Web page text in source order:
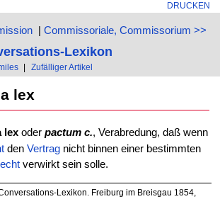
DRUCKEN
| Commissoriale, Commissorium >>
Lexikon
| Zufälliger Artikel
lex
lexoder pactum c., Verabredung, daß wenn
den Vertragnicht binnen einer bestimmten
verwirkt sein solle.
Lexikon. Freiburg im Breisgau 1854,